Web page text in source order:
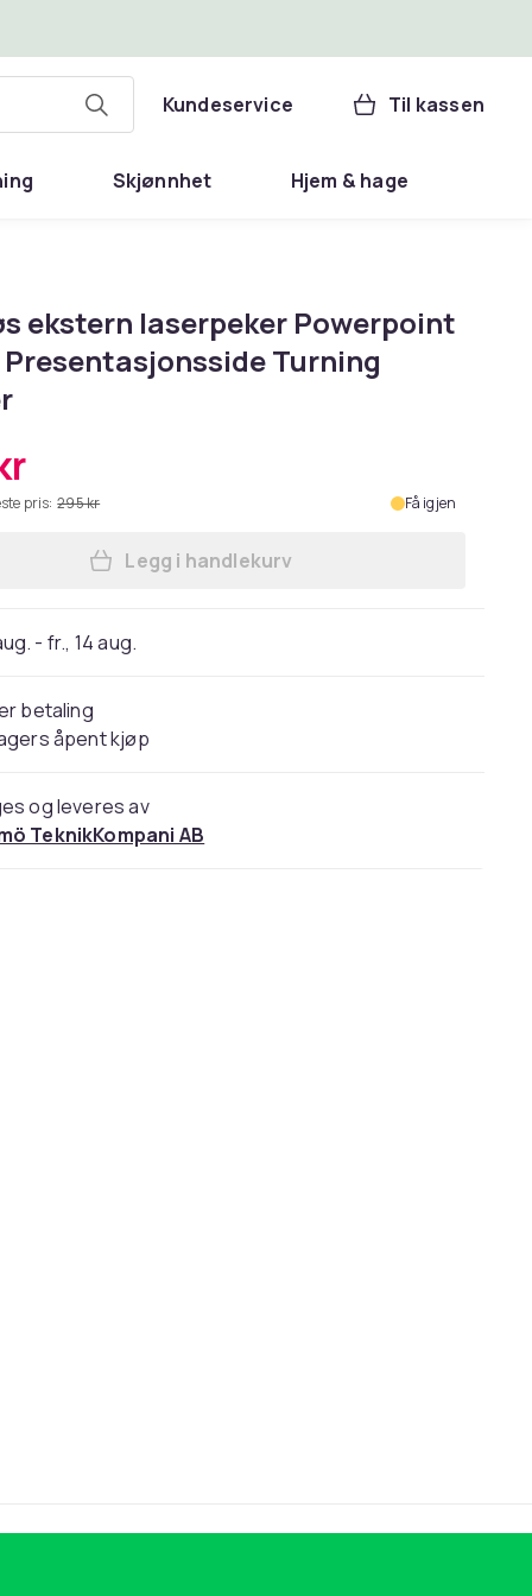
Kundeservice Til kassen
Skjønnhet Hjem & hage
ekstern laserpeker Powerpoint
Turning
pris: 295 kr Få igjen
Legg Trådløs ekstern laserpeker
Legg i handlekurv
- fr., 14 aug.
betaling
åpent kjøp
og leveres av
TeknikKompani AB